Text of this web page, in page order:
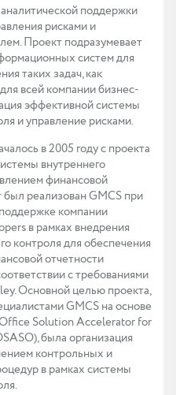
поддержки
рисками и
Проект подразумевает
систем для
таких задач, как
всей компании бизнес-
эффективной системы
и управление рисками.
в 2005 году с проекта
внутреннего
финансовой
был реализован GMCS при
компании
в рамках внедрения
контроля для обеспечения
отчетности
с требованиями
Основной целью проекта,
GMCS на основе
Solution Accelerator for
была организация
контрольных и
в рамках системы